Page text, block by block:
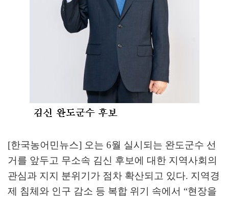
[한국농어민뉴스] 오는 6월 실시되는 완도군수 선
거를 앞두고 무소속 김신 후보에 대한 지역사회의
관심과 지지 분위기가 점차 확산되고 있다. 지역경
제 침체와 인구 감소 등 복합 위기 속에서 “현장을